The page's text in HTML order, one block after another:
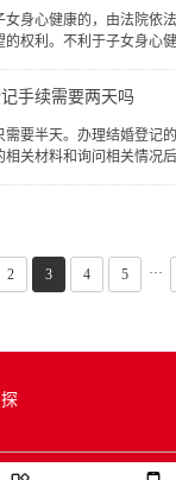
身心健康的，由法院依
权利。不利于子女身心
的；（3）探望一方有严重
精...手续需要两天吗
要半天。办理结婚登记
关材料和询问相关情况
2 3 4 5 ···